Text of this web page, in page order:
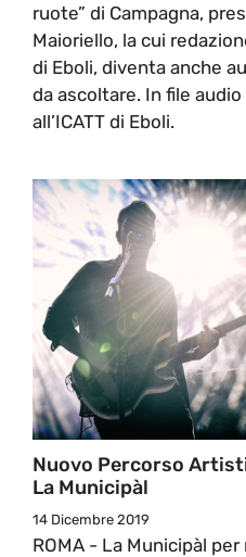
ruote” di Campagna,
Maioriello, la cui
di Eboli, diventa anche
da ascoltare. In file
all’ICATT di Eboli.
Nuovo Percorso
La Municipàl
14 Dicembre 2019
ROMA - La Municipàl